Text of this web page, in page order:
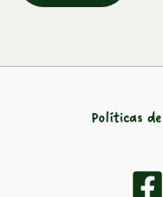
Políticas